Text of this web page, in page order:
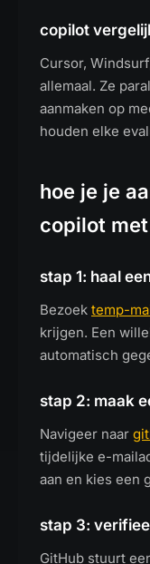
copilot
Cursor,
allemaal. Ze
aanmaken op
houden elke
hoe je je
copilot
stap 1: haal
Bezoek temp-
krijgen. Een
automatisch
stap 2: maak
Navigeer naar
tijdelijke e-
aan en kies een
stap 3:
GitHub stuurt